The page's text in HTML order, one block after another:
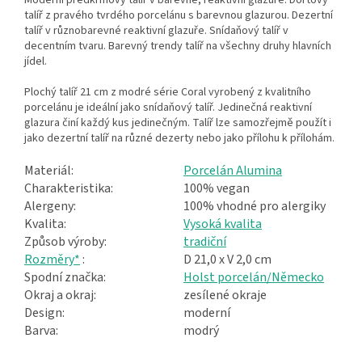
talíř z pravého tvrdého porcelánu s barevnou glazurou. Dezertní
talíř v různobarevné reaktivní glazuře. Snídaňový talíř v
decentním tvaru. Barevný trendy talíř na všechny druhy hlavních
jídel.
Plochý talíř 21 cm z modré série Coral vyrobený z kvalitního
porcelánu je ideální jako snídaňový talíř. Jedinečná reaktivní
glazura činí každý kus jedinečným. Talíř lze samozřejmě použít i
jako dezertní talíř na různé dezerty nebo jako přílohu k přílohám.
Materiál:
Porcelán Alumina
Charakteristika:
100% vegan
Alergeny:
100% vhodné pro alergiky
Kvalita:
Vysoká kvalita
Způsob výroby:
tradiční
Rozměry* :
D 21,0 x V 2,0 cm
Spodní značka:
Holst porcelán/Německo
Okraj a okraj:
zesílené okraje
Design:
moderní
Barva:
modrý